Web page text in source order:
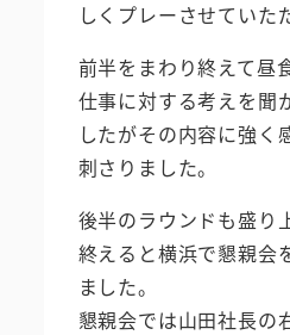
しくプレーさせていた
前半をまわり終えて昼
仕事に対する考えを聞
したがその内容に強く
刺さりました。
後半のラウンドも盛り
終えると横浜で懇親会
ました。
懇親会では山田社長の